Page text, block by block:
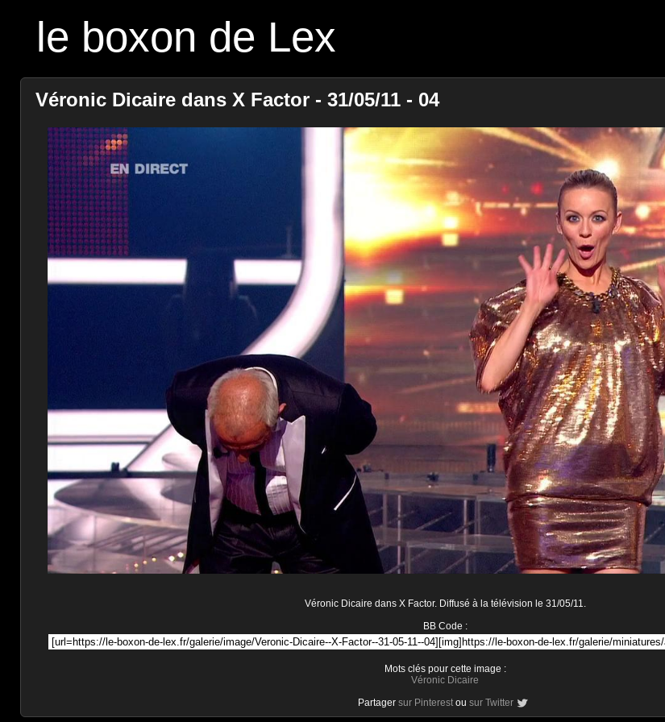
le boxon de Lex
Véronic Dicaire dans X Factor - 31/05/11 - 04
Véronic Dicaire dans X Factor. Diffusé à la télévision le 31/05/11.
BB Code :
Mots clés pour cette image :
Véronic Dicaire
Partager sur Pinterest ou sur Twitter